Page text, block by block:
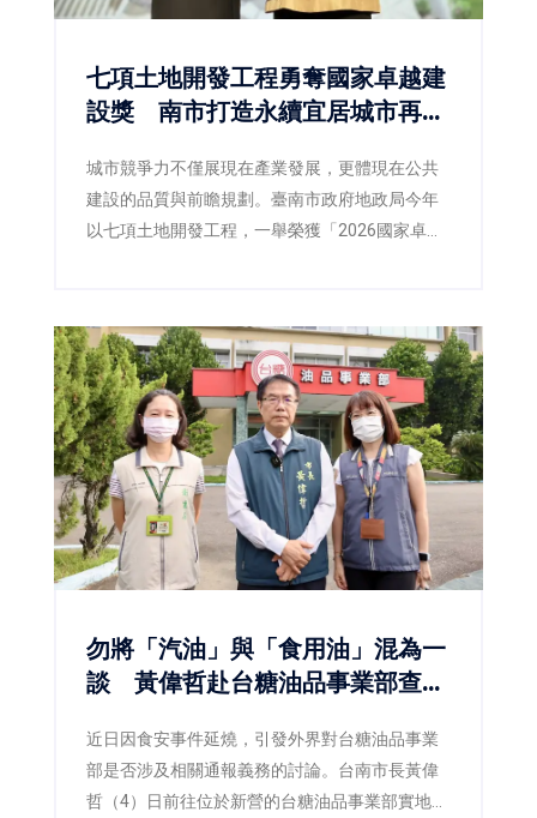
七項土地開發工程勇奪國家卓越建
設獎 南市打造永續宜居城市再獲
城市競爭力不僅展現在產業發展，更體現在公共
建設的品質與前瞻規劃。臺南市政府地政局今年
以七項土地開發工程，一舉榮獲「2026國家卓越
不僅展現臺南在土地開發、都市設計與工程品質
上的卓越成果，也反映市府持續推動宜居城市、
韌性城市與永續發展的具體成效。
勿將「汽油」與「食用油」混為一
談 黃偉哲赴台糖油品事業部查
近日因食安事件延燒，引發外界對台糖油品事業
部是否涉及相關通報義務的討論。台南市長黃偉
哲（4）日前往位於新營的台糖油品事業部實地訪